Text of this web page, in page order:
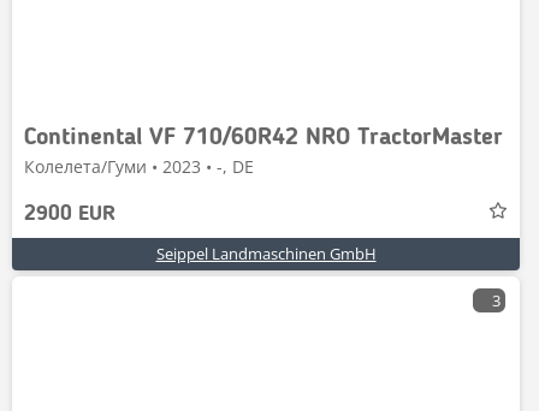
Continental VF 710/60R42 NRO TractorMaster
Колелета/Гуми • 2023 • -, DE
2900 EUR
Seippel Landmaschinen GmbH
3